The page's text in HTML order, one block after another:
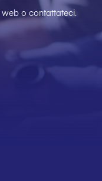
web o contattateci.